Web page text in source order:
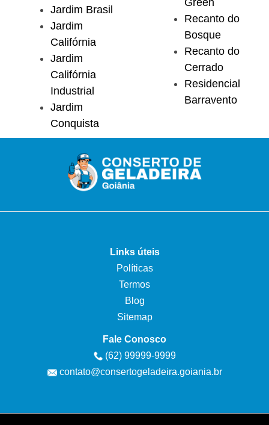
Jardim Brasil
Jardim
Califórnia
Jardim
Califórnia
Industrial
Jardim
Conquista
Recanto do
Bosque
Recanto do
Cerrado
Residencial
Barravento
Links úteis
Políticas
Termos
Blog
Sitemap
Fale Conosco
(62) 99999-9999
contato@consertogeladeira.goiania.br